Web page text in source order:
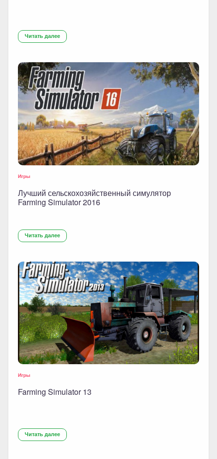
Читать далее
Игры
Лучший сельскохозяйственный симулятор
Farming Simulator 2016
Читать далее
Игры
Farming Simulator 13
Читать далее